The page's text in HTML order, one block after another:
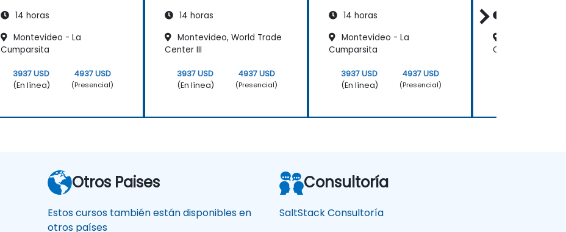
14 horas
Montevideo - La
Cumparsita
3937 USD
(En línea)
4937 USD
(Presencial)
14 horas
Montevideo, World Trade
Center III
3937 USD
(En línea)
4937 USD
(Presencial)
14 horas
Montevideo - La
Cumparsita
3937 USD
(En línea)
4937 USD
(Presencial)
Center III
Otros Paises
Estos cursos también están disponibles en
otros países
Consultoría
SaltStack Consultoría